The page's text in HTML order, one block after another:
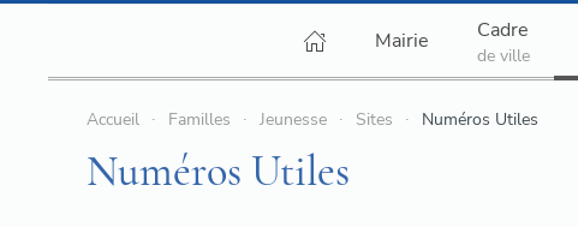
Mairie Cadre
de ville
Accueil Familles Jeunesse Sites Numéros Utiles
Numéros Utiles